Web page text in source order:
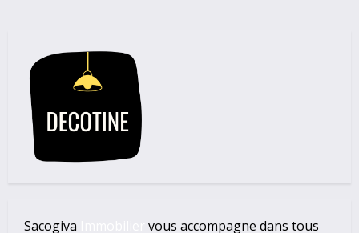
Sacogiva
vous accompagne dans tous